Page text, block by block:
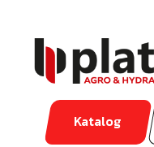
Katalog